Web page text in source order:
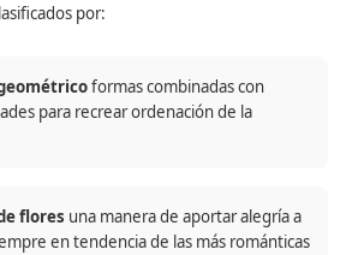
por:
formas combinadas con
para recrear ordenación de la
flores una manera de aportar alegría a
en tendencia de las más románticas